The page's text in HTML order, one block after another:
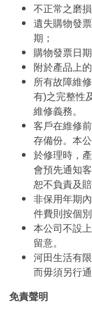
不正常之磨
遺失購物發
期；
購物發票日
附於產品上
所有故障維
有)之完整性
維修義務。
客戶在維修
存備份。本
於修理時，
會預先通知
恕不負責及賠
非保用年期
件費則按個
本公司不設
留意。
河田生活有
而毋須另行通
免責聲明